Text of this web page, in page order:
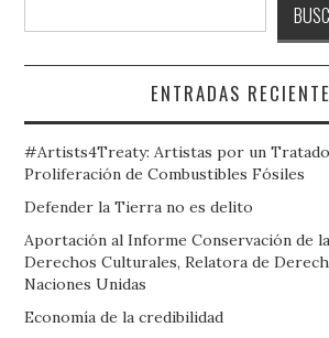
ENTRADAS
#Artists4Treaty: Artistas por un
Proliferación de Combustibles Fósiles
Defender la Tierra no es delito
Aportación al Informe Conservación de
Derechos Culturales, Relatora de
Naciones Unidas
Economía de la credibilidad